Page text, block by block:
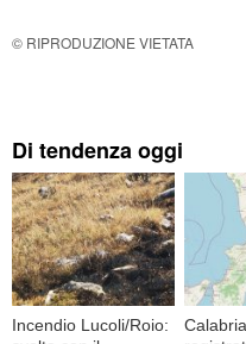
© RIPRODUZIONE VIETATA
Di tendenza oggi
Incendio Lucoli/Roio: